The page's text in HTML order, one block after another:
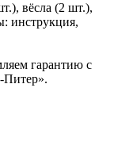
вёсла (2 шт.),
инструкция,
гарантию с
Питер».